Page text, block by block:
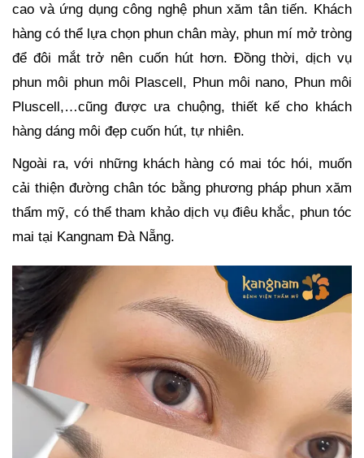
cao và ứng dụng công nghệ phun xăm tân tiến. Khách
hàng có thể lựa chọn phun chân mày, phun mí mở tròng
để đôi mắt trở nên cuốn hút hơn. Đồng thời, dịch vụ
phun môi phun môi Plascell, Phun môi nano, Phun môi
Pluscell,…cũng được ưa chuộng, thiết kế cho khách
hàng dáng môi đẹp cuốn hút, tự nhiên.
Ngoài ra, với những khách hàng có mai tóc hói, muốn
cải thiện đường chân tóc bằng phương pháp phun xăm
thẩm mỹ, có thể tham khảo dịch vụ điêu khắc, phun tóc
mai tại Kangnam Đà Nẵng.